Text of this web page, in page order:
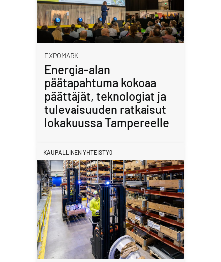
EXPOMARK
Energia-alan
päätapahtuma kokoaa
päättäjät, teknologiat ja
tulevaisuuden ratkaisut
lokakuussa Tampereelle
KAUPALLINEN YHTEISTYÖ